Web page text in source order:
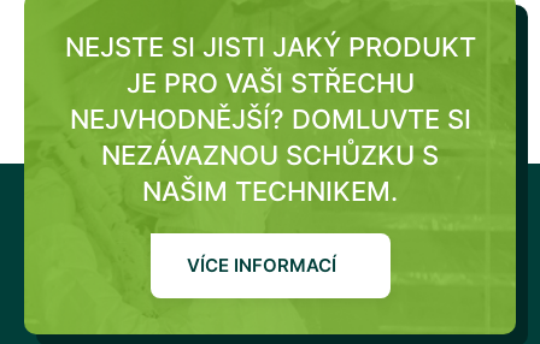
NEJSTE SI JISTI JAKÝ PRODUKT
JE PRO VAŠI STŘECHU
NEJVHODNĚJŠÍ? DOMLUVTE SI
NEZÁVAZNOU SCHŮZKU S
NAŠIM TECHNIKEM.
VÍCE INFORMACÍ